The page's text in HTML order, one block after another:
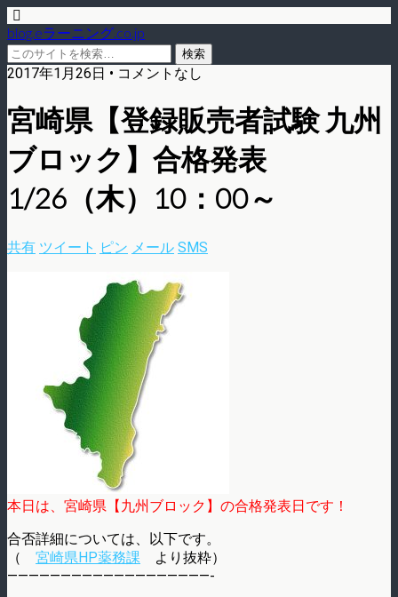
blog.eラーニング.co.jp
2017年1月26日 • コメントなし
宮崎県【登録販売者試験 九州
ブロック】合格発表
1/26（木）10：00～
共有 ツイート ピン メール SMS
本日は、宮崎県【九州ブロック】の合格発表日です！
合否詳細については、以下です。
（ 宮崎県HP薬務課 より抜粋）
———————————————————-